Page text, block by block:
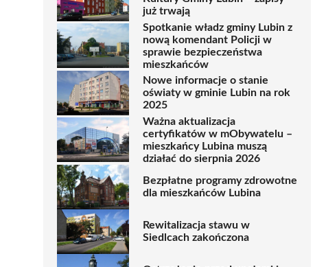
już trwają
Spotkanie władz gminy Lubin z
nową komendant Policji w
sprawie bezpieczeństwa
mieszkańców
Nowe informacje o stanie
oświaty w gminie Lubin na rok
2025
Ważna aktualizacja
certyfikatów w mObywatelu –
mieszkańcy Lubina muszą
działać do sierpnia 2026
Bezpłatne programy zdrowotne
dla mieszkańców Lubina
Rewitalizacja stawu w
Siedlcach zakończona